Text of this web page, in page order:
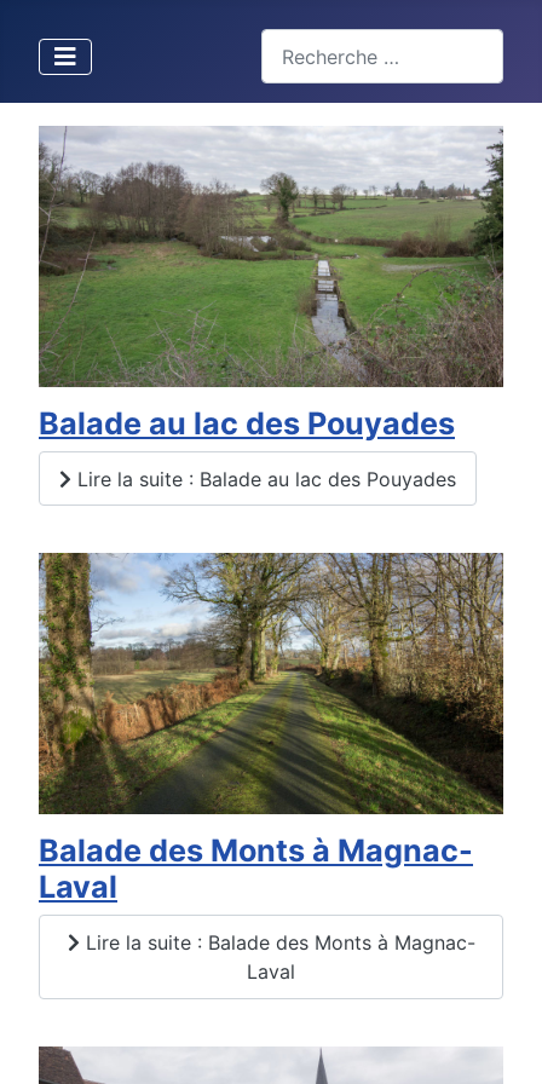
Type 2 or more characters for
Balade au lac des Pouyades
Lire la suite : Balade au lac des Pouyades
Balade des Monts à Magnac-
Laval
Lire la suite : Balade des Monts à Magnac-
Laval